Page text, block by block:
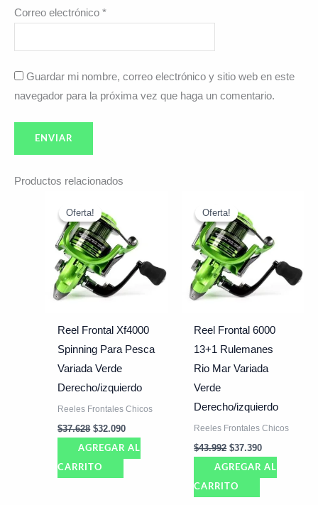
Correo electrónico *
Guardar mi nombre, correo electrónico y sitio web en este
navegador para la próxima vez que haga un comentario.
Productos relacionados
Oferta!
Oferta!
Reel Frontal Xf4000
Spinning Para Pesca
Variada Verde
Derecho/izquierdo
Reeles Frontales Chicos
$37.628
precio
original
era:
$37.628.
$32.090
$32.090.
AGREGAR AL
CARRITO
Oferta!
Oferta!
Reel Frontal 6000
13+1 Rulemanes
Rio Mar Variada
Verde
Derecho/izquierdo
Reeles Frontales Chicos
$43.992
precio
original
era:
$43.992.
$37.390
$37.390.
AGREGAR AL
CARRITO